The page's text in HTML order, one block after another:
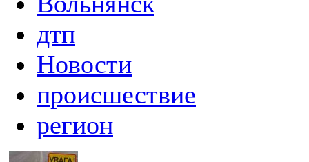
дтп
Новости
происшествие
регион